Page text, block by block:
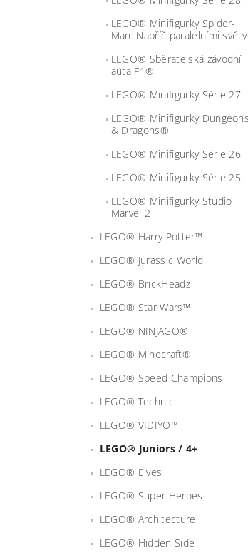
LEGO® Minifigurky Spider-
Man: Napříč paralelními světy
LEGO® Sběratelská závodní
auta F1®
LEGO® Minifigurky Série 27
LEGO® Minifigurky Dungeons
& Dragons®
LEGO® Minifigurky Série 26
LEGO® Minifigurky Série 25
LEGO® Minifigurky Studio
Marvel 2
LEGO® Harry Potter™
LEGO® Jurassic World
LEGO® BrickHeadz
LEGO® Star Wars™
LEGO® NINJAGO®
LEGO® Minecraft®
LEGO® Speed Champions
LEGO® Technic
LEGO® VIDIYO™
LEGO® Juniors / 4+
LEGO® Elves
LEGO® Super Heroes
LEGO® Architecture
LEGO® Hidden Side